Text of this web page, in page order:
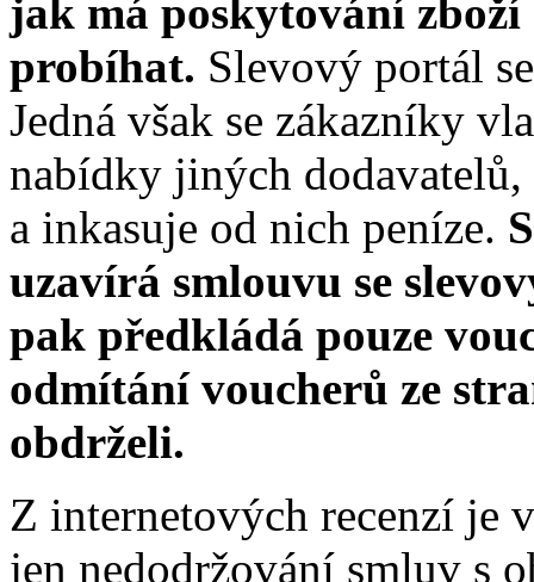
jak má poskytování zboží
probíhat. Slevový portál
Jedná však se zákazníky
nabídky jiných
a inkasuje od nich peníze.
uzavírá smlouvu se
pak předkládá pouze
odmítání voucherů ze
obdrželi.
Z internetových recenzí je
jen nedodržování smluv s